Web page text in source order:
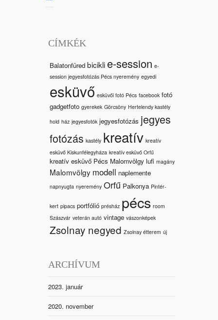
CÍMKÉK
Balatonfüred bicikli e-session e-
session jegyesfotózás Pécs nyeremény egyedi
esküvő esküvői fotó Pécs facebook fotó
gadgetfoto gyerekek Görcsöny Hertelendy kastély
hold ház jegyesfotók jegyesfotózás jegyes
fotózás kastély kreatív kreatív
esküvő Kiskunfélegyháza kreatív esküvő Orfű
kreatív esküvő Pécs Malomvölgy lufi magány
Malomvölgy modell naplemente
napnyugta nyeremény Orfű Palkonya Pintér-
kert pipacs portfólió présház pécs room
Szászvár veterán autó vintage vászonképek
Zsolnay negyed Zsolnay étterem új
ARCHÍVUM
2023. január
2020. november